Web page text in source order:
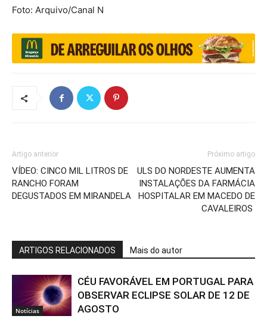
Foto: Arquivo/Canal N
Artigo anterior
VÍDEO: CINCO MIL LITROS DE
RANCHO FORAM
DEGUSTADOS EM MIRANDELA
Próximo artigo
ULS DO NORDESTE AUMENTA
INSTALAÇÕES DA FARMÁCIA
HOSPITALAR EM MACEDO DE
CAVALEIROS
ARTIGOS RELACIONADOS Mais do autor
Notícias
CÉU FAVORÁVEL EM PORTUGAL PARA
OBSERVAR ECLIPSE SOLAR DE 12 DE
AGOSTO